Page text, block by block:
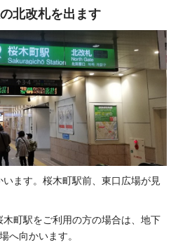
北改札を出ます
ます。桜木町駅前、東口広場が見
町駅をご利用の方の場合は、地下
へ向かいます。